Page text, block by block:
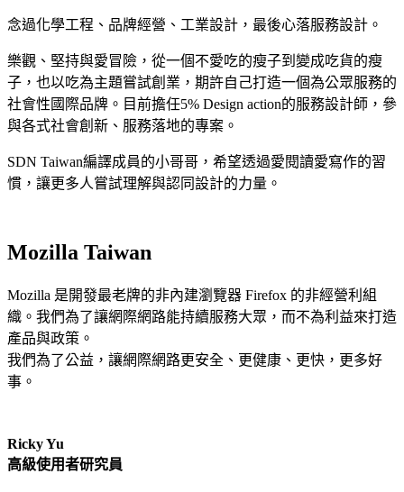
念過化學工程、品牌經營、工業設計，最後心落服務設計。
樂觀、堅持與愛冒險，從一個不愛吃的瘦子到變成吃貨的瘦
子， 也以吃為主題嘗試創業，期許自己打造一個為公眾服務的
社會性國際品牌。 目前擔任5% Design action的服務設計師， 參
與各式社會創新 、服務落地的專案 。
SDN Taiwan編譯成員的小哥哥，希望透過愛閱讀愛寫作的習
慣，讓更多人嘗試理解與認同設計的力量。
Mozilla Taiwan
Mozilla 是開發最老牌的非內建瀏覽器 Firefox 的非經營利組
織。我們為了讓網際網路能持續服務大眾，而不為利益來打造
產品與政策。
我們為了公益，讓網際網路更安全、更健康、更快，更多好
事。
Ricky Yu
高級使用者研究員